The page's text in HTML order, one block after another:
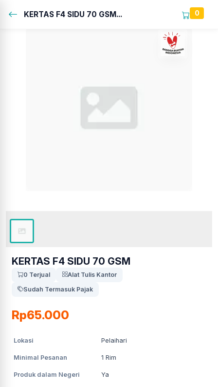
KERTAS F4 SIDU 70 GSM... 0
KERTAS F4 SIDU 70 GSM
0 Terjual
Alat Tulis Kantor
Sudah Termasuk Pajak
Rp65.000
Lokasi Pelaihari
Minimal Pesanan 1 Rim
Produk dalam Negeri Ya